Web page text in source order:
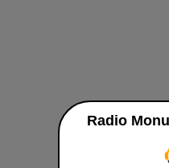
Radio